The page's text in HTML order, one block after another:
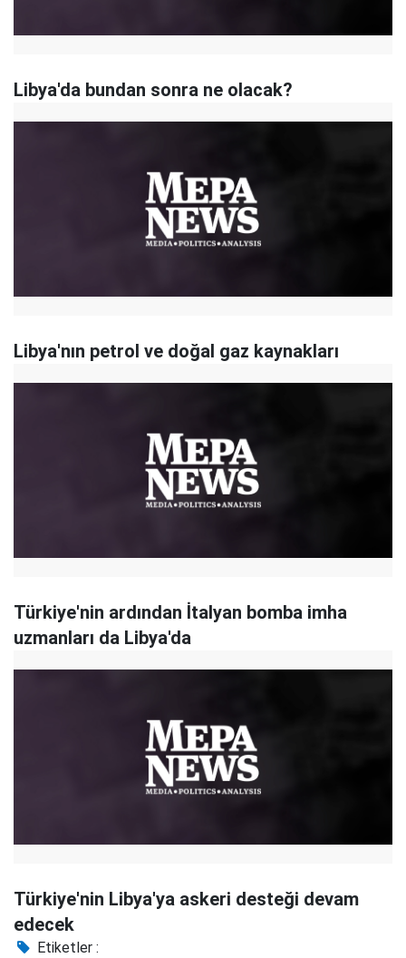
Libya'da bundan sonra ne olacak?
Libya'nın petrol ve doğal gaz kaynakları
Türkiye'nin ardından İtalyan bomba imha
uzmanları da Libya'da
Türkiye'nin Libya'ya askeri desteği devam
edecek
Etiketler :